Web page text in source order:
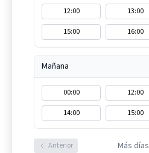
12:00 13:00
15:00
16:00
Mañana
00:00 12:00
14:00
15:00
Anterior Más días